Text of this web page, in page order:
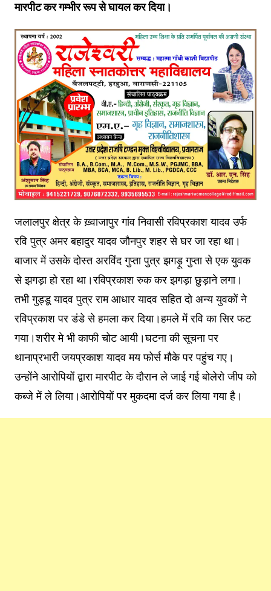
मारपीट कर गम्भीर रूप से घायल कर दिया।
जलालपुर क्षेत्र के ख़्वाजापुर गांव निवासी रविप्रकाश यादव उर्फ
रवि पुत्र अमर बहादुर यादव जौनपुर शहर से घर जा रहा था।
बाजार में उसके दोस्त अरविंद गुप्ता पुत्र झगड़ू गुप्ता से एक युवक
से झगड़ा हो रहा था।रविप्रकाश रुक कर झगड़ा छुड़ाने लगा।
तभी गुड्डू यादव पुत्र राम आधार यादव सहित दो अन्य युवकों ने
रविप्रकाश पर डंडे से हमला कर दिया।हमले में रवि का सिर फट
गया।शरीर मे भी काफी चोट आयी।घटना की सूचना पर
थानाप्रभारी जयप्रकाश यादव मय फोर्स मौके पर पहुंच गए।
उन्होंने आरोपियों द्वारा मारपीट के दौरान ले जाई गई बोलेरो जीप को
कब्जे में ले लिया।आरोपियों पर मुकदमा दर्ज कर लिया गया है।